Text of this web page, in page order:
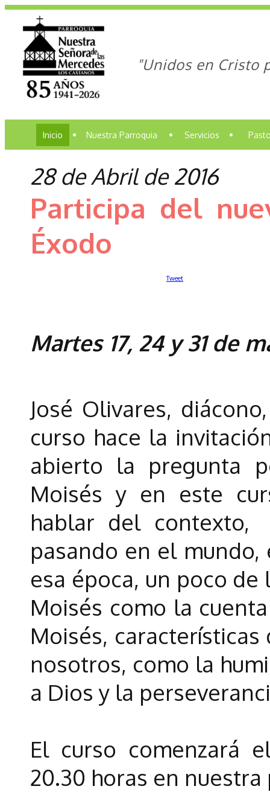
"Unidos en Cristo
Inicio • Nuestra Parroquia • Servicios •
28 de Abril de 2016
Participa del
Éxodo
Tweet
Martes 17, 24 y 31 de
José Olivares,
curso hace la
abierto la pregunta
Moisés y en este
hablar del contexto,
pasando en el mundo,
esa época, un poco de
Moisés como la
Moisés,
nosotros, como la
a Dios y la
El curso comenzará
20.30 horas en